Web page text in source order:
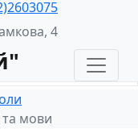
4
та мови